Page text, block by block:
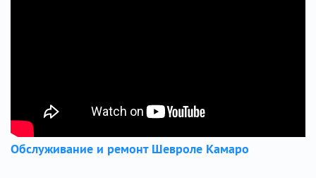
Обслуживание и ремонт Шевроле Камаро